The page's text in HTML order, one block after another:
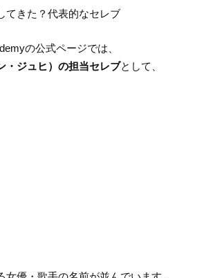
てきた？代表的なセレブ
の公式ページでは、
・ジュヒ）の担当セレブとして、